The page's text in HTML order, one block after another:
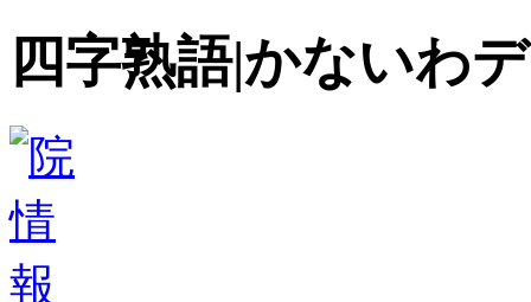
四字熟語|かないわ